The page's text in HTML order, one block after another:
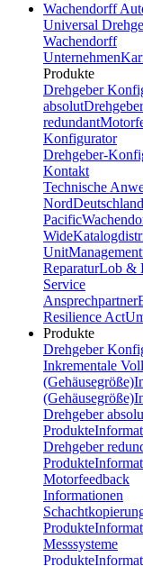
Wachendorff
Universal
Wachendorff
Unternehmen
Produkte
Drehgeber
absolutDrehgeber
redundant
Konfigurator
Drehgeber-
Kontakt
Technische
Nord
Pacific
Wide
Unit
ReparaturLob &
Service
Ansprechpartner
Resilience Act
Produkte
Drehgeber
Inkrementale
(Gehäusegröße)
(Gehäusegröße)
Drehgeber
Produkte
Drehgeber
Produkte
Motorfeedback
Informationen
Produkte
Messsysteme
Produkte